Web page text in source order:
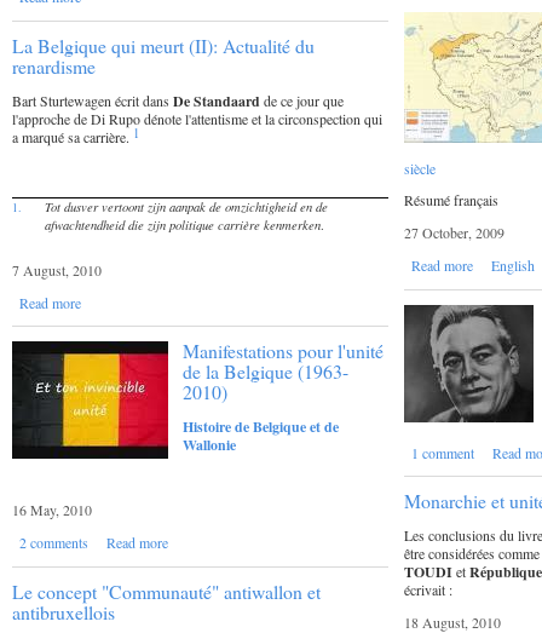
La Belgique qui meurt (II): Actualité du
renardisme
Bart Sturtewagen écrit dans De Standaardde ce jour que
l'approche de Di Rupo dénote l'attentisme et la circonspection qui
a marqué sa carrière. 1
1.
Tot dusver vertoont zijn aanpak de omzichtigheid en de
afwachtendheid die zijn politique carrière kenmerken.
7 August, 2010
Read more
Manifestations pour l'unité
de la Belgique (1963-
2010)
Histoire de Belgique et de
Wallonie
16 May, 2010
2 comments
Read more
Le concept "Communauté" antiwallon et
antibruxellois
siècle
Résumé français
27 October, 2009
Read more
English
1 comment Read
Monarchie et
Les conclusions du
être considérées
TOUDIetRépublique
écrivait :
18 August, 2010